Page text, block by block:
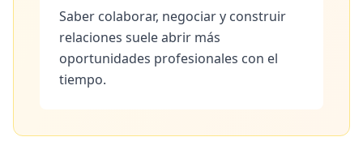
Saber colaborar, negociar y construir
relaciones suele abrir más
oportunidades profesionales con el
tiempo.